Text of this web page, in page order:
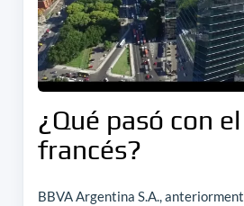
¿Qué pasó con
francés?
BBVA Argentina S.A.,